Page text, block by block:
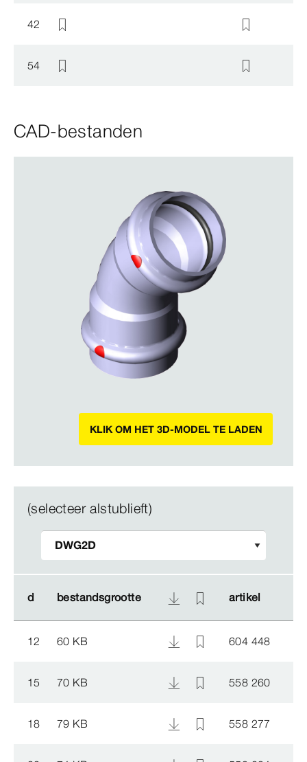
42
54
CAD-bestanden
KLIK OM HET 3D-MODEL TE LADEN
(selecteer alstublieft)
d bestandsgrootte artikel
d bestandsgrootte artikel
12 60 KB 604 448
15 70 KB 558 260
18 79 KB 558 277